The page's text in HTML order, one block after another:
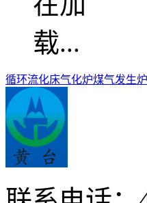
循环流化床气化炉煤气发生炉